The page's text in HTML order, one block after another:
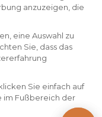
da CHF 500,
|CHE